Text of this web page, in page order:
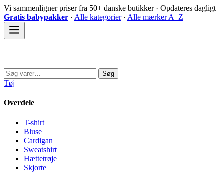
Spring
til
indhold
Vi sammenligner priser fra 50+ danske butikker · Opdateres dagligt
Gratis babypakker · Alle kategorier· Alle mærker A–Z
Søg
efter:
Søg
Tøj
Overdele
T-shirt
Bluse
Cardigan
Sweatshirt
Hættetrøje
Skjorte